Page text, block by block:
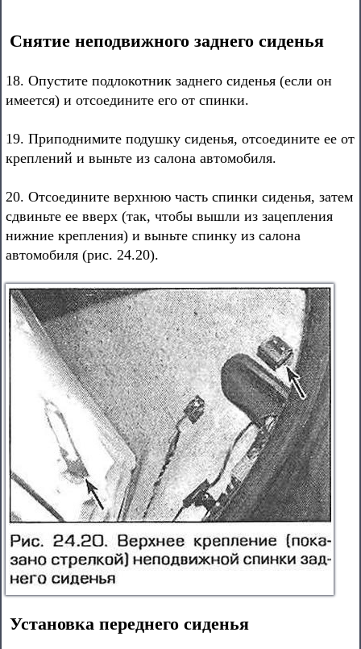
Снятие неподвижного заднего сиденья
18. Опустите подлокотник заднего сиденья (если он
имеется) и отсоедините его от спинки.
19. Приподнимите подушку сиденья, отсоедините ее от
креплений и выньте из салона автомобиля.
20. Отсоедините верхнюю часть спинки сиденья, затем
сдвиньте ее вверх (так, чтобы вышли из зацепления
нижние крепления) и выньте спинку из салона
автомобиля (рис. 24.20).
Установка переднего сиденья